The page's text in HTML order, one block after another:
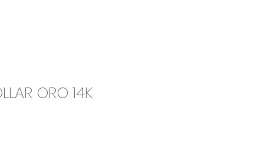
ORO 14K